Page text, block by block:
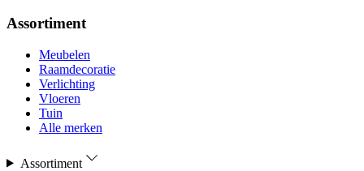
Assortiment
Meubelen
Raamdecoratie
Verlichting
Vloeren
Tuin
Alle merken
Assortiment